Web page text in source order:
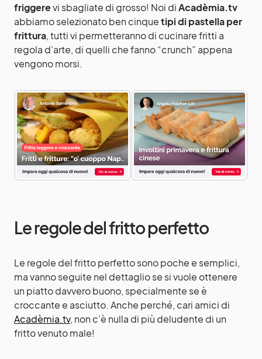
friggerevi sbagliate di grosso! Noi diAcadèmia.tv
abbiamo selezionato ben cinquetipi di pastella per
frittura, tutti vi permetteranno di cucinare fritti a
regola d’arte, di quelli che fanno “crunch” appena
vengono morsi.
Le regole del fritto perfetto
Le regole del fritto perfetto sono poche e semplici,
ma vanno seguite nel dettaglio se si vuole ottenere
un piatto davvero buono, specialmente se è
croccante e asciutto. Anche perché, cari amici di
Acadèmia.tv, non c’è nulla di più deludente di un
fritto venuto male!